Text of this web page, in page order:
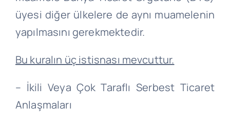
üyesi diğer ülkelere de aynı muamelenin
yapılmasını gerekmektedir.
Bu kuralın üç istisnası mevcuttur.
– İkili Veya Çok Taraflı Serbest Ticaret
Anlaşmaları